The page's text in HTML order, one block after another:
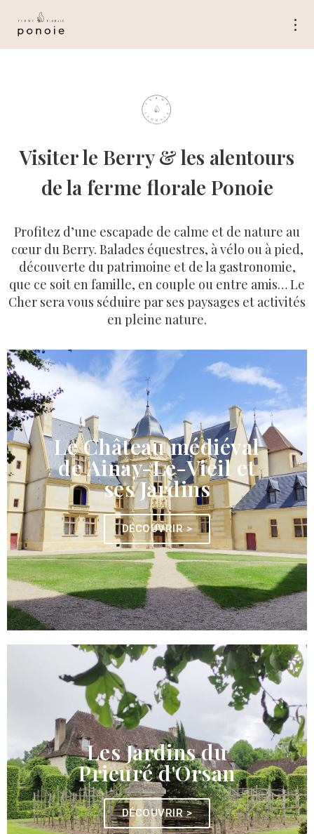
Visiter le Berry & les alentours
de la ferme florale Ponoie
Profitez d’une escapade de calme et de nature au
cœur du Berry. Balades équestres, à vélo ou à pied,
découverte du patrimoine et de la gastronomie,
que ce soit en famille, en couple ou entre amis… Le
Cher sera vous séduire par ses paysages et activités
en pleine nature.
Le Château médiéval
de Ainay-Le-Vieil et
ses Jardins
DÉCOUVRIR >
Les Jardins du
Prieuré d'Orsan
DÉCOUVRIR >